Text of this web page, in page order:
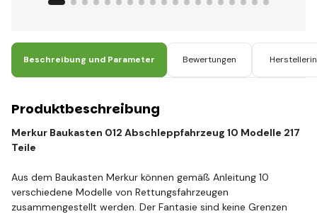
Beschreibung und Parameter Bewertungen
Produktbeschreibung
Merkur Baukasten 012 Abschleppfahrzeug 10 Modelle 217
Teile
Aus dem Baukasten Merkur können gemäß Anleitung 10
verschiedene Modelle von Rettungsfahrzeugen
zusammengestellt werden. Der Fantasie sind keine Grenzen